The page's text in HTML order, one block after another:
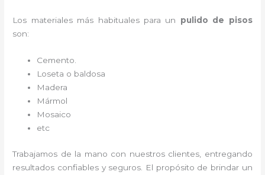
Los materiales más habituales para un pulido de pisos
son:
Cemento.
Loseta o baldosa
Madera
Mármol
Mosaico
etc
Trabajamos de la mano con nuestros clientes, entregando
resultados confiables y seguros. El propósito de brindar un